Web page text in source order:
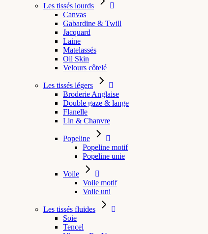
Les tissés lourds
Canvas
Gabardine & Twill
Jacquard
Laine
Matelassés
Oil Skin
Velours côtelé
Les tissés légers
Broderie Anglaise
Double gaze & lange
Flanelle
Lin & Chanvre
Popeline
Popeline motif
Popeline unie
Voile
Voile motif
Voile uni
Les tissés fluides
Soie
Tencel